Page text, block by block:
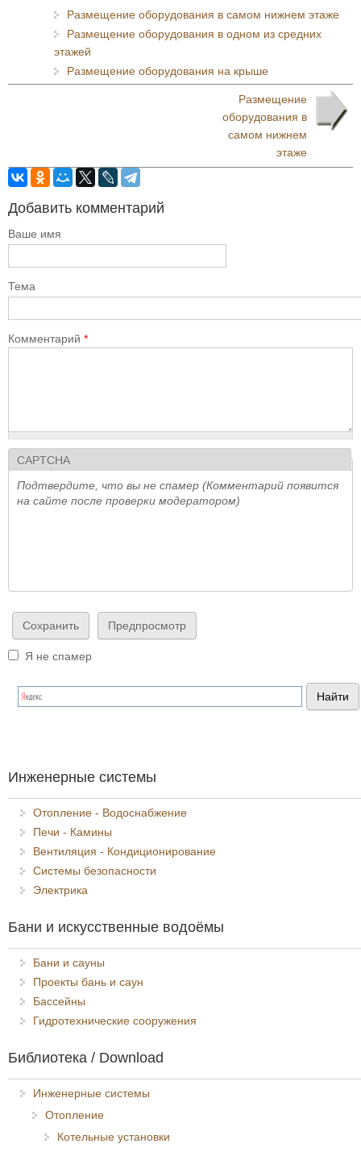
Размещение оборудования в самом нижнем этаже
Размещение оборудования в одном из средних
этажей
Размещение оборудования на крыше
Размещение
оборудования в
самом нижнем
этаже
Добавить комментарий
Ваше имя
Тема
Комментарий *
CAPTCHA
Подтвердите, что вы не спамер (Комментарий появится
на сайте после проверки модератором)
Я не спамер
Я спамер
Инженерные системы
Отопление - Водоснабжение
Печи - Камины
Вентиляция - Кондиционирование
Системы безопасности
Электрика
Бани и искусственные водоёмы
Бани и сауны
Проекты бань и саун
Бассейны
Гидротехнические сооружения
Библиотека / Download
Инженерные системы
Отопление
Котельные установки